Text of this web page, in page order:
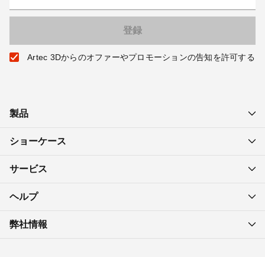
Artec 3Dからのオファーやプロモーションの告知を許可する
製品
ショーケース
サービス
ヘルプ
弊社情報